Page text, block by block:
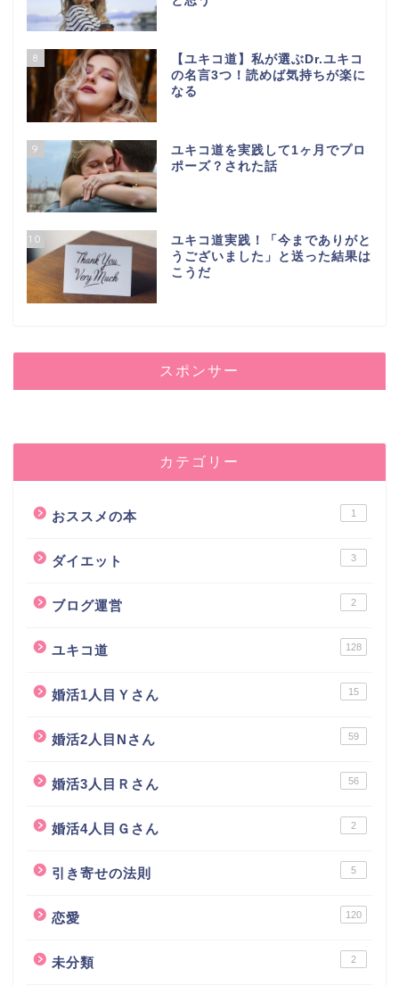
8
【ユキコ道】私が選ぶDr.ユキコ
の名言3つ！読めば気持ちが楽に
なる
9
ユキコ道を実践して1ヶ月でプロ
ポーズ？された話
10
ユキコ道実践！「今までありがと
うございました」と送った結果は
こうだ
スポンサー
カテゴリー
おススメの本 1
ダイエット 3
ブログ運営 2
ユキコ道 128
婚活1人目Ｙさん 15
婚活2人目Nさん 59
婚活3人目Ｒさん 56
婚活4人目Ｇさん 2
引き寄せの法則 5
恋愛 120
未分類 2